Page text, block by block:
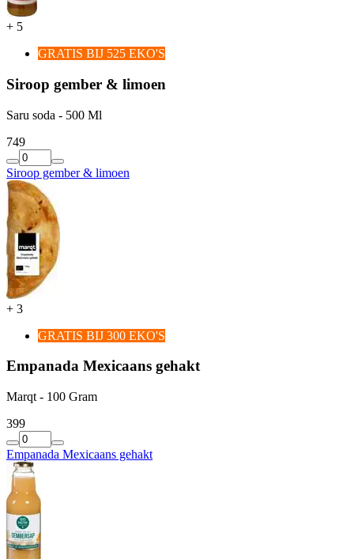
+ 5
GRATIS BIJ 525 EKO'S
Siroop gember & limoen
Saru soda - 500 Ml
749
Siroop gember & limoen
+ 3
GRATIS BIJ 300 EKO'S
Empanada Mexicaans gehakt
Marqt - 100 Gram
399
Empanada Mexicaans gehakt